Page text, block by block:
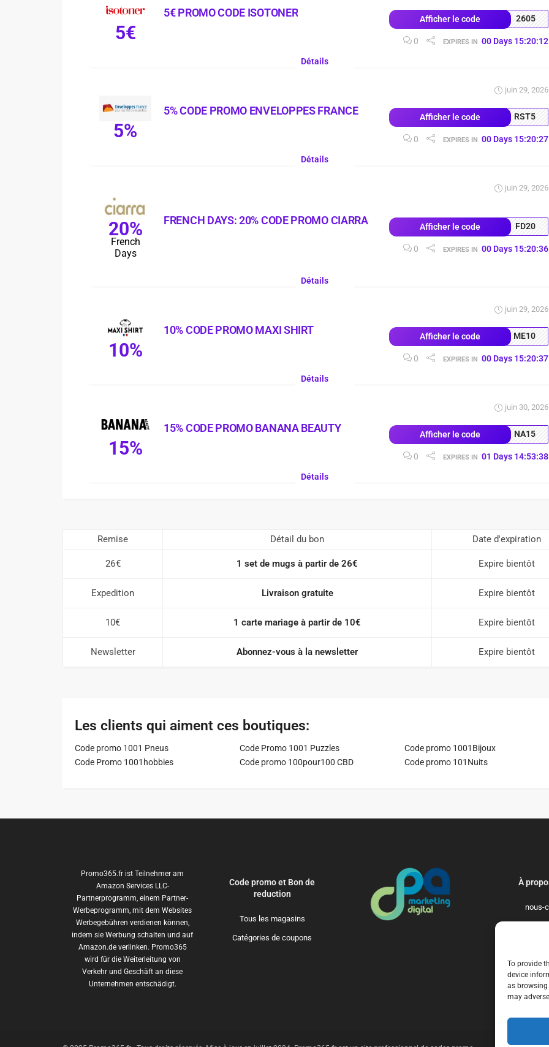
To provide
device
as
may
5€
5€ PROMO CODE ISOTONER Afficher le code 2605
0 EXPIRES IN 00 Days 15:20:11
Détails
5%
5% CODE PROMO ENVELOPPES FRANCE
juin 29, 2026
Afficher le code RST5
0 EXPIRES IN 00 Days 15:20:26
Détails
20%
French
Days
FRENCH DAYS: 20% CODE PROMO CIARRA
juin 29, 2026
Afficher le code FD20
0 EXPIRES IN 00 Days 15:20:35
Détails
10%
10% CODE PROMO MAXI SHIRT
juin 29, 2026
Afficher le code ME10
0 EXPIRES IN 00 Days 15:20:36
Détails
15%
15% CODE PROMO BANANA BEAUTY
juin 30, 2026
Afficher le code NA15
0 EXPIRES IN 01 Days 14:53:37
Détails
Remise Détail du bon Date d'expiration
26€ 1 set de mugs à partir de 26€ Expire bientôt
Expedition Livraison gratuite Expire bientôt
10€ 1 carte mariage à partir de 10€ Expire bientôt
Newsletter Abonnez-vous à la newsletter Expire bientôt
Les clients qui aiment ces boutiques:
Code promo 1001 Pneus Code Promo 1001 Puzzles
Code promo 1001Bijoux
Code Promo 1001hobbies
Code promo 100pour100 CBD Code promo 101Nuits
Promo365.fr ist Teilnehmer am
Amazon Services LLC-
Partnerprogramm, einem Partner-
Werbeprogramm, mit dem Websites
Werbegebühren verdienen können,
indem sie Werbung schalten und auf
Amazon.de verlinken. Promo365
wird für die Weiterleitung von
Verkehr und Geschäft an diese
Unternehmen entschädigt.
Code promo et Bon de
reduction
Tous les magasins
Catégories de coupons
À
nous-